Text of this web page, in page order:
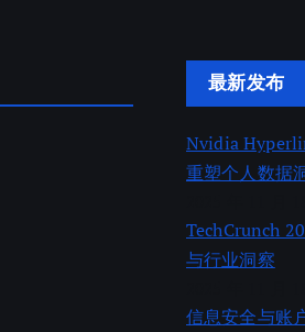
最新发布
Nvidia
重塑个人数据
TechCrunch
与行业洞察
信息安全与账